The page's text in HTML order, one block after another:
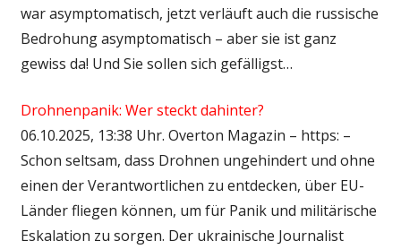
war asymptomatisch, jetzt verläuft auch die russische
Bedrohung asymptomatisch – aber sie ist ganz
gewiss da! Und Sie sollen sich gefälligst…
Drohnenpanik: Wer steckt dahinter?
06.10.2025, 13:38 Uhr. Overton Magazin – https: –
Schon seltsam, dass Drohnen ungehindert und ohne
einen der Verantwortlichen zu entdecken, über EU-
Länder fliegen können, um für Panik und militärische
Eskalation zu sorgen. Der ukrainische Journalist